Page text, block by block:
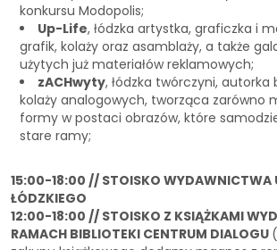
konkursu Modopolis;
Up-Life, łódzka artystka, graficzka i
grafik, kolaży oraz asamblaży, a także
użytych już materiałów reklamowych;
zACHwyty, łódzka twórczyni,
kolaży analogowych, tworząca zarówno
formy w postaci obrazów, które
stare ramy;
15:00-18:00 // STOISKO WYDAWNICTWA
ŁÓDZKIEGO
12:00-18:00 // STOISKO Z KSIĄŻKAMI
RAMACH BIBLIOTEKI CENTRUM DIALOGU